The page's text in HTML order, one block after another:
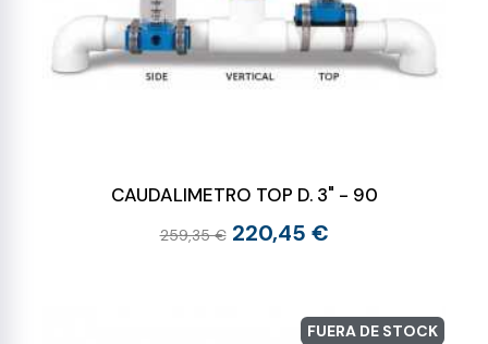
CAUDALIMETRO TOP D. 3" - 90
259,35 € 220,45 €
FUERA DE STOCK